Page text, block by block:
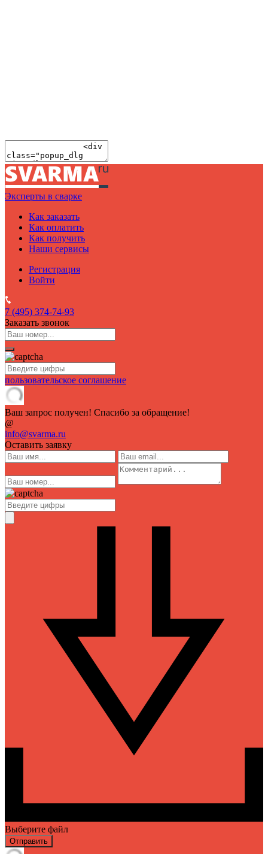
Эксперты в сварке
Как заказать
Как оплатить
Как получить
Наши сервисы
Регистрация
Войти
7 (495) 374-74-93
Заказать звонок
пользовательское соглашение
Ваш запрос получен! Спасибо за обращение!
@
info@svarma.ru
Оставить заявку
Выберите файл
Отправить